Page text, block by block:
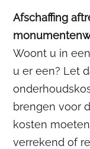
Afschaffing
Woont u in
u er een? Let
brengen voor
kosten
verrekend of